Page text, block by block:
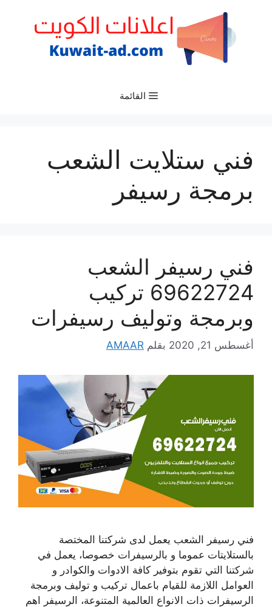
القائمة
فني ستلايت الشعب
برمجة رسيفر
فني رسيفر الشعب
69622724 تركيب
وبرمجة وتوليف رسيفرات
أغسطس 21, 2020 بقلم AMAAR
فني رسيفر الشعب يعمل لدى شركتنا المختصة
بالستلايتات عموما و بالرسيفرات خصوصا، يعمل في
شركتنا التي تقوم بتوفير كافة الادوات والكوادر و
العوامل اللازمة للقيام باعمال تركيب و توليف وبرمجة
الرسيفرات ذات الانواع العالمية المتنوعة، الرسيفر اهم